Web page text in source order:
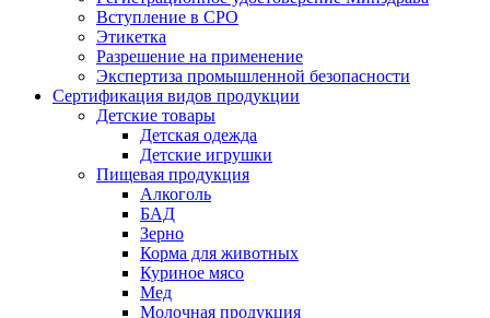
Вступление в СРО
Этикетка
Разрешение на применение
Экспертиза промышленной безопасности
Сертификация видов продукции
Детские товары
Детская одежда
Детские игрушки
Пищевая продукция
Алкоголь
БАД
Зерно
Корма для животных
Куриное мясо
Мед
Молочная продукция